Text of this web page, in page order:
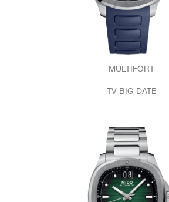
MULTIFORT
TV BIG DATE